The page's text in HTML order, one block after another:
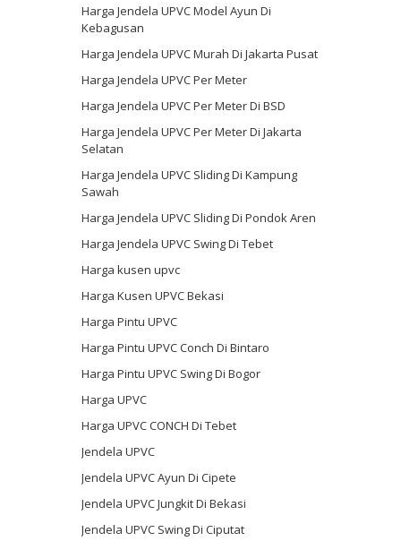
Harga Jendela UPVC Model Ayun Di
Kebagusan
Harga Jendela UPVC Murah Di Jakarta Pusat
Harga Jendela UPVC Per Meter
Harga Jendela UPVC Per Meter Di BSD
Harga Jendela UPVC Per Meter Di Jakarta
Selatan
Harga Jendela UPVC Sliding Di Kampung
Sawah
Harga Jendela UPVC Sliding Di Pondok Aren
Harga Jendela UPVC Swing Di Tebet
Harga kusen upvc
Harga Kusen UPVC Bekasi
Harga Pintu UPVC
Harga Pintu UPVC Conch Di Bintaro
Harga Pintu UPVC Swing Di Bogor
Harga UPVC
Harga UPVC CONCH Di Tebet
Jendela UPVC
Jendela UPVC Ayun Di Cipete
Jendela UPVC Jungkit Di Bekasi
Jendela UPVC Swing Di Ciputat